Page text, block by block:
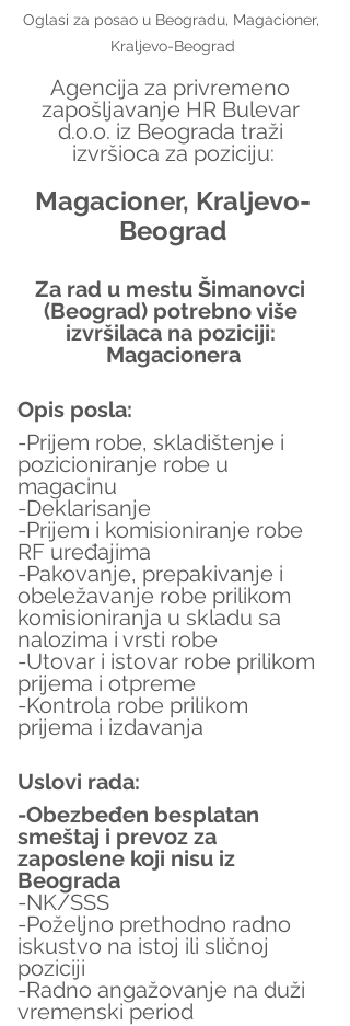
Oglasi za posao u Beogradu, Magacioner,
Kraljevo-Beograd
Agencija za privremeno
zapošljavanje HR Bulevar
d.o.o. iz Beograda traži
izvršioca za poziciju:
Magacioner, Kraljevo-
Beograd
Za rad u mestu Šimanovci
(Beograd) potrebno više
izvršilaca na poziciji:
Magacionera
Opis posla:
-Prijem robe, skladištenje i
pozicioniranje robe u
magacinu
-Deklarisanje
-Prijem i komisioniranje robe
RF uređajima
-Pakovanje, prepakivanje i
obeležavanje robe prilikom
komisioniranja u skladu sa
nalozima i vrsti robe
-Utovar i istovar robe prilikom
prijema i otpreme
-Kontrola robe prilikom
prijema i izdavanja
Uslovi rada:
-Obezbeđen besplatan
smeštaj i prevoz za
zaposlene koji nisu iz
Beograda
-NK/SSS
-Poželjno prethodno radno
iskustvo na istoj ili sličnoj
poziciji
-Radno angažovanje na duži
vremenski period